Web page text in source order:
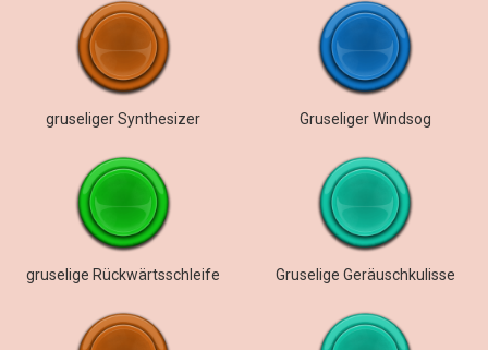
gruseliger Synthesizer Gruseliger Windsog
gruselige Rückwärtsschleife Gruselige Geräuschkulisse